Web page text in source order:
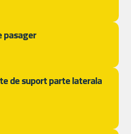
pasager
de suport parte laterala